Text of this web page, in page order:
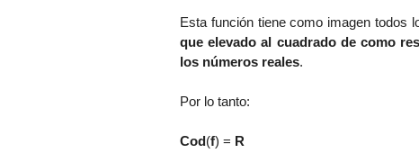
Esta función tiene como imagen todos
que elevado al cuadrado de como
los números reales.
Por lo tanto:
Cod(f) = R